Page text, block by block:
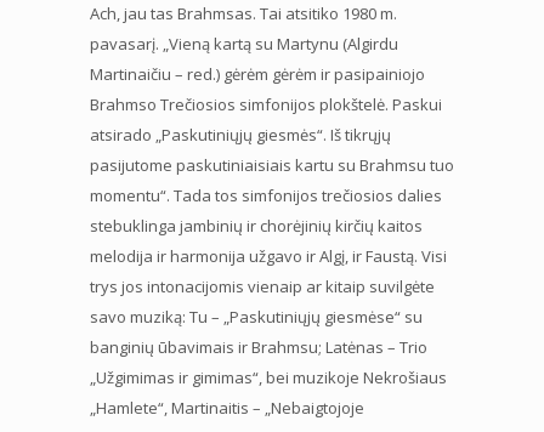
Ach, jau tas Brahmsas. Tai atsitiko 1980 m.
pavasarį. „Vieną kartą su Martynu (Algirdu
Martinaičiu – red.) gėrėm gėrėm ir pasipainiojo
Brahmso Trečiosios simfonijos plokštelė. Paskui
atsirado „Paskutiniųjų giesmės“. Iš tikrųjų
pasijutome paskutiniaisiais kartu su Brahmsu tuo
momentu“. Tada tos simfonijos trečiosios dalies
stebuklinga jambinių ir chorėjinių kirčių kaitos
melodija ir harmonija užgavo ir Algį, ir Faustą. Visi
trys jos intonacijomis vienaip ar kitaip suvilgėte
savo muziką: Tu – „Paskutiniųjų giesmėse“ su
banginių ūbavimais ir Brahmsu; Latėnas – Trio
„Užgimimas ir gimimas“, bei muzikoje Nekrošiaus
„Hamlete“, Martinaitis – „Nebaigtojoje